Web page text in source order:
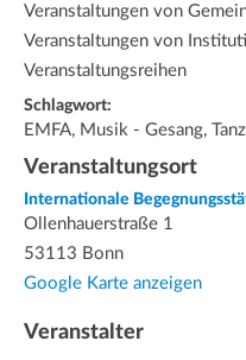
Veranstaltungen von
Veranstaltungen von
Veranstaltungsreihen
Schlagwort:
EMFA, Musik - Gesang, Tanz
Veranstaltungsort
Internationale
Ollenhauerstraße 1
53113 Bonn
Google Karte anzeigen
Veranstalter